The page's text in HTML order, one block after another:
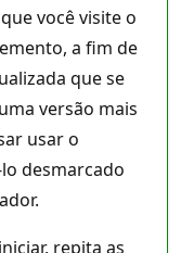
você visite o
a fim de
que se
versão mais
usar o
desmarcado
repita as